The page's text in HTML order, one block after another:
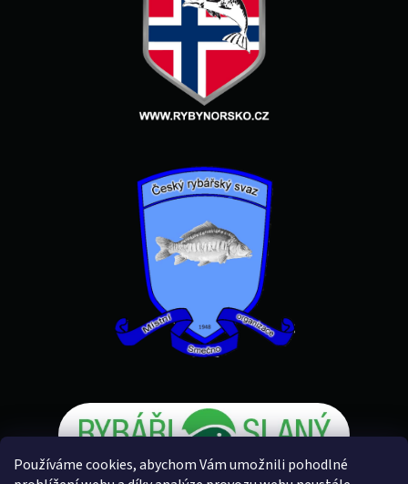
Používáme cookies, abychom Vám umožnili pohodlné